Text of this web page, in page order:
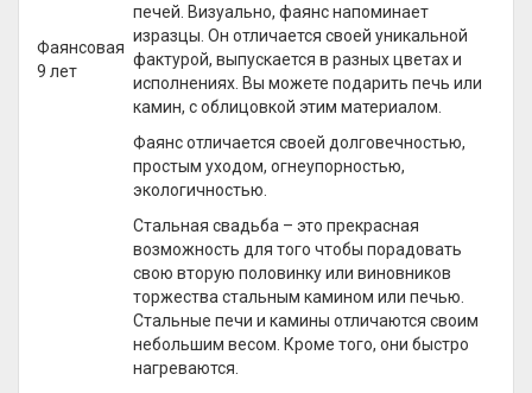
Фаянсовая
9 лет
печей. Визуально, фаянс напоминает
изразцы. Он отличается своей уникальной
фактурой, выпускается в разных цветах и
исполнениях. Вы можете подарить печь или
камин, с облицовкой этим материалом.
Фаянс отличается своей долговечностью,
простым уходом, огнеупорностью,
экологичностью.
Стальная свадьба – это прекрасная
возможность для того чтобы порадовать
свою вторую половинку или виновников
торжества стальным камином или печью.
Стальные печи и камины отличаются своим
небольшим весом. Кроме того, они быстро
нагреваются.